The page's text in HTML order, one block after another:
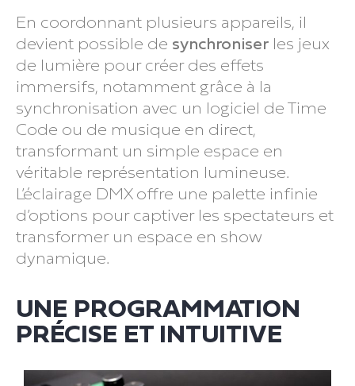
En coordonnant plusieurs appareils, il
devient possible de synchroniser les jeux
de lumière pour créer des effets
immersifs, notamment grâce à la
synchronisation avec un logiciel de Time
Code ou de musique en direct,
transformant un simple espace en
véritable représentation lumineuse.
L’éclairage DMX offre une palette infinie
d’options pour captiver les spectateurs et
transformer un espace en show
dynamique.
UNE PROGRAMMATION
PRÉCISE ET INTUITIVE